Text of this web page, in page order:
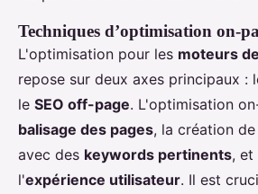
Techniques d’optimisation on-
L'optimisation pour les moteurs
repose sur deux axes principaux :
le SEO off-page. L'optimisation
balisage des pages, la création de
avec des keywords pertinents, et
l'expérience utilisateur. Il est